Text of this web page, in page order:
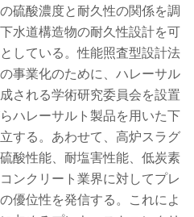
硫酸濃度と耐久性の関係を調
水道構造物の耐久性設計を可
している。性能照査型設計法
事業化のために、ハレーサル
される学術研究委員会を設置
ハレーサルト製品を用いた下
する。あわせて、高炉スラグ
酸性能、耐塩害性能、低炭素
ンクリート業界に対してプレ
優位性を発信する。これによ